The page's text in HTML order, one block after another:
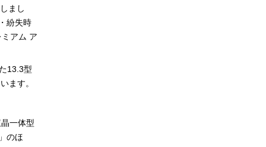
まし
紛失時
アム ア
13.3型
ます。
一体型
のほ